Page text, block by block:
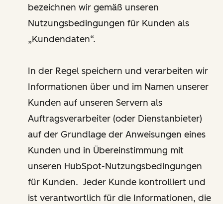
bezeichnen wir gemäß unseren
Nutzungsbedingungen für Kunden als
„Kundendaten“.
In der Regel speichern und verarbeiten wir
Informationen über und im Namen unserer
Kunden auf unseren Servern als
Auftragsverarbeiter (oder Dienstanbieter)
auf der Grundlage der Anweisungen eines
Kunden und in Übereinstimmung mit
unseren HubSpot-Nutzungsbedingungen
für Kunden. Jeder Kunde kontrolliert und
ist verantwortlich für die Informationen, die